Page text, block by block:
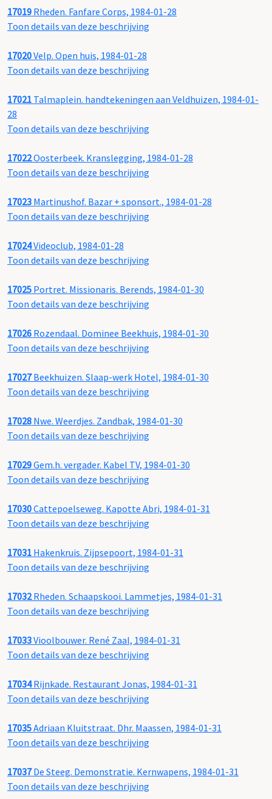
17019 Rheden. Fanfare Corps, 1984-01-28
Toon details van deze beschrijving
17020Velp. Open huis, 1984-01-28
Toon details van deze beschrijving
17021 Talmaplein. handtekeningen aan Veldhuizen, 1984-01-
28
Toon details van deze beschrijving
17022Oosterbeek. Kranslegging, 1984-01-28
Toon details van deze beschrijving
17023 Martinushof. Bazar + sponsort., 1984-01-28
Toon details van deze beschrijving
17024Videoclub, 1984-01-28
Toon details van deze beschrijving
17025 Portret. Missionaris. Berends, 1984-01-30
Toon details van deze beschrijving
17026 Rozendaal. Dominee Beekhuis, 1984-01-30
Toon details van deze beschrijving
17027Beekhuizen. Slaap-werk Hotel, 1984-01-30
Toon details van deze beschrijving
17028 Nwe. Weerdjes. Zandbak, 1984-01-30
Toon details van deze beschrijving
17029Gem.h. vergader. Kabel TV, 1984-01-30
Toon details van deze beschrijving
17030Cattepoelseweg. Kapotte Abri, 1984-01-31
Toon details van deze beschrijving
17031 Hakenkruis. Zijpsepoort, 1984-01-31
Toon details van deze beschrijving
17032Rheden. Schaapskooi. Lammetjes, 1984-01-31
Toon details van deze beschrijving
17033Vioolbouwer. René Zaal, 1984-01-31
Toon details van deze beschrijving
17034Rijnkade. Restaurant Jonas, 1984-01-31
Toon details van deze beschrijving
17035Adriaan Kluitstraat. Dhr. Maassen, 1984-01-31
Toon details van deze beschrijving
17037De Steeg. Demonstratie. Kernwapens, 1984-01-31
Toon details van deze beschrijving